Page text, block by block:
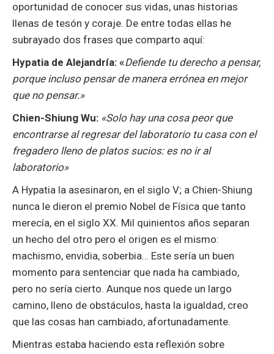
oportunidad de conocer sus vidas, unas historias
llenas de tesón y coraje. De entre todas ellas he
subrayado dos frases que comparto aquí:
Hypatia de Alejandría: «Defiende tu derecho a pensar,
porque incluso pensar de manera errónea en mejor
que no pensar.»
Chien-Shiung Wu: «Solo hay una cosa peor que
encontrarse al regresar del laboratorio tu casa con el
fregadero lleno de platos sucios: es no ir al
laboratorio»
A Hypatia la asesinaron, en el siglo V; a Chien-Shiung
nunca le dieron el premio Nobel de Física que tanto
merecía, en el siglo XX. Mil quinientos años separan
un hecho del otro pero el origen es el mismo:
machismo, envidia, soberbia… Este sería un buen
momento para sentenciar que nada ha cambiado,
pero no sería cierto. Aunque nos quede un largo
camino, lleno de obstáculos, hasta la igualdad, creo
que las cosas han cambiado, afortunadamente.
Mientras estaba haciendo esta reflexión sobre